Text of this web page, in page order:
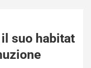
suo habitat